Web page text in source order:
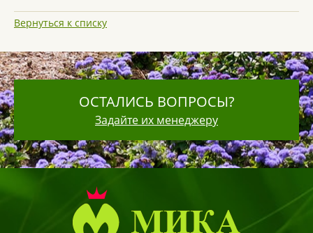
Вернуться к списку
ОСТАЛИСЬ ВОПРОСЫ?
Задайте их менеджеру